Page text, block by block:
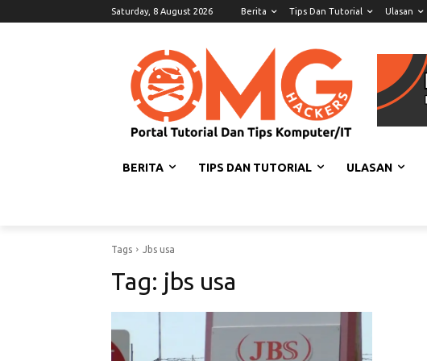
Saturday, 8 August 2026 Berita Tips Dan Tutorial Ulasan
BERITA TIPS DAN TUTORIAL ULASAN
Tags Jbs usa
Tag: jbs usa